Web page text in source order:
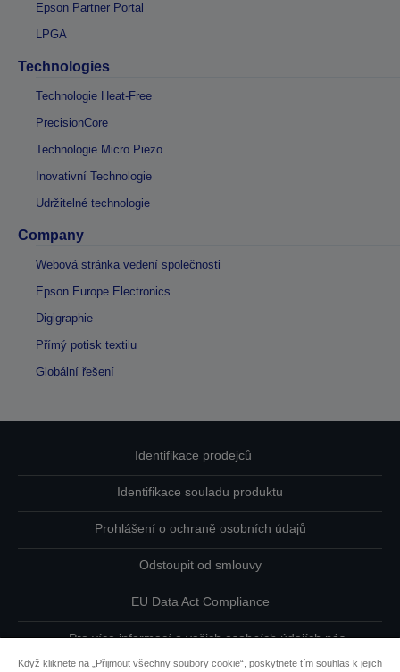
Epson Partner Portal
LPGA
Technologies
Technologie Heat-Free
PrecisionCore
Technologie Micro Piezo
Inovativní Technologie
Udržitelné technologie
Company
Webová stránka vedení společnosti
Epson Europe Electronics
Digigraphie
Přímý potisk textilu
Globální řešení
Identifikace prodejců
Identifikace souladu produktu
Prohlášení o ochraně osobních údajů
Odstoupit od smlouvy
EU Data Act Compliance
Pro více informací o vašich osobních údajích nás
Když kliknete na „Přijmout všechny soubory cookie“, poskytnete tím souhlas k jejich